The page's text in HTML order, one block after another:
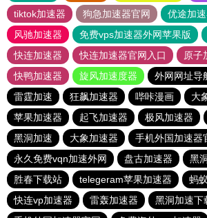
tiktok加速器
狗急加速器官网
优途加
风驰加速器
免费vps加速器外网苹果版
快连加速器
快连加速器官网入口
原子
快鸭加速器
旋风加速度器 外网网址导
雷霆加速
狂飙加速器 哔咔漫画
大
苹果加速器
起飞加速器 极风加速器
黑洞加速
大象加速器 手机外国加速器
永久免费vqn加速外网
盘古加速器
黑
胜春下载站
telegeram苹果加速器
蚂
快连vp加速器
雷轰加速器
黑洞加速下